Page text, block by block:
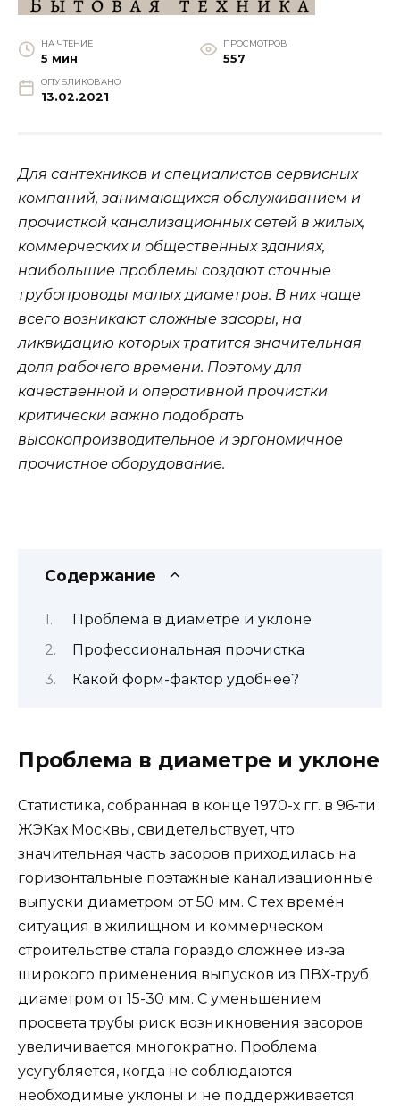
НА ЧТЕНИЕ
5 мин
ПРОСМОТРОВ
557
ОПУБЛИКОВАНО
13.02.2021
Для сантехников и специалистов сервисных
компаний, занимающихся обслуживанием и
прочисткой канализационных сетей в жилых,
коммерческих и общественных зданиях,
наибольшие проблемы создают сточные
трубопроводы малых диаметров. В них чаще
всего возникают сложные засоры, на
ликвидацию которых тратится значительная
доля рабочего времени. Поэтому для
качественной и оперативной прочистки
критически важно подобрать
высокопроизводительное и эргономичное
прочистное оборудование.
Содержание
Проблема в диаметре и уклоне
Профессиональная прочистка
Какой форм-фактор удобнее?
Проблема в диаметре и уклоне
Статистика, собранная в конце 1970-х гг. в 96-ти
ЖЭКах Москвы, свидетельствует, что
значительная часть засоров приходилась на
горизонтальные поэтажные канализационные
выпуски диаметром от 50 мм. С тех времён
ситуация в жилищном и коммерческом
строительстве стала гораздо сложнее из-за
широкого применения выпусков из ПВХ-труб
диаметром от 15-30 мм. С уменьшением
просвета трубы риск возникновения засоров
увеличивается многократно. Проблема
усугубляется, когда не соблюдаются
необходимые уклоны и не поддерживается